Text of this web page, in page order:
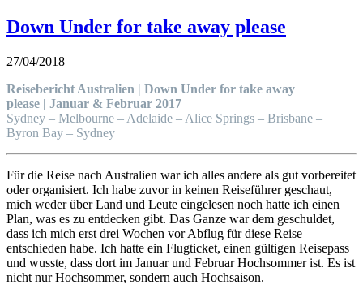
Down Under for take away please
27/04/2018
Reisebericht Australien | Down Under for take away
please | Januar & Februar 2017
Sydney – Melbourne – Adelaide – Alice Springs – Brisbane –
Byron Bay – Sydney
Für die Reise nach Australien war ich alles andere als gut vorbereitet
oder organisiert. Ich habe zuvor in keinen Reiseführer geschaut,
mich weder über Land und Leute eingelesen noch hatte ich einen
Plan, was es zu entdecken gibt. Das Ganze war dem geschuldet,
dass ich mich erst drei Wochen vor Abflug für diese Reise
entschieden habe. Ich hatte ein Flugticket, einen gültigen Reisepass
und wusste, dass dort im Januar und Februar Hochsommer ist. Es ist
nicht nur Hochsommer, sondern auch Hochsaison.